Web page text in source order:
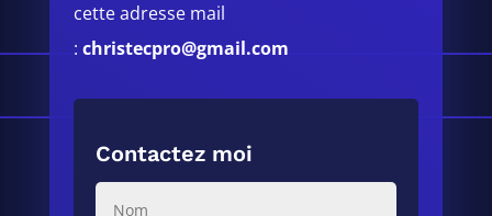
cette adresse mail
:christecpro@gmail.com
Contactez moi